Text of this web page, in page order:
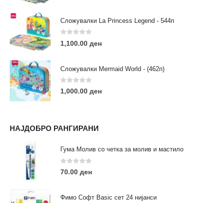
Сложувалки La Princess Legend - 544п
0 out of 5
1,100.00 ден
Сложувалки Mermaid World - (462п)
0 out of 5
1,000.00 ден
НАЈДОБРО РАНГИРАНИ
Гума Молив со четка за молив и мастило
0out of 5
70.00 ден
Фимо Софт Basic сет 24 нијанси
ЛИНКОВИ
Услови за користење
Големопродажба
Кариера
За нас
Нашите локации
ПОПУЛАРНИ ТАГОВИ
eurodanvest FIMO Креативни Сетови
markers